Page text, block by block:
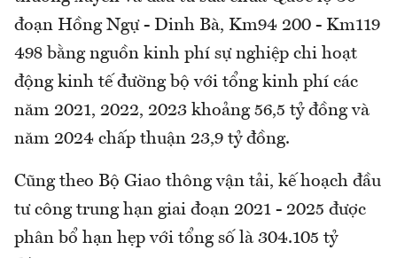
đoạn Hồng Ngự - Dinh Bà, Km94 200 - Km119
498 bằng nguồn kinh phí sự nghiệp chi hoạt
động kinh tế đường bộ với tổng kinh phí các
năm 2021, 2022, 2023 khoảng 56,5 tỷ đồng và
năm 2024 chấp thuận 23,9 tỷ đồng.
Cũng theo Bộ Giao thông vận tải, kế hoạch đầu
tư công trung hạn giai đoạn 2021 - 2025 được
phân bổ hạn hẹp với tổng số là 304.105 tỷ